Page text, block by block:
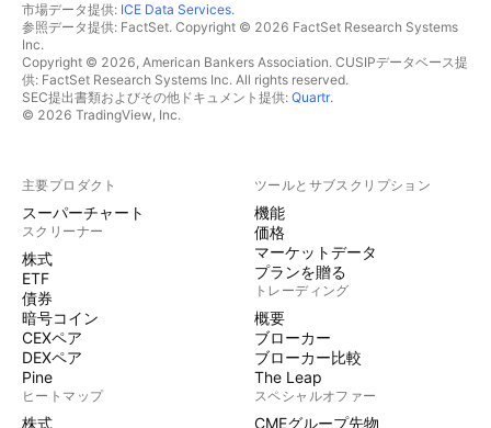
市場データ提供: ICE Data Services.
参照データ提供: FactSet. Copyright © 2026 FactSet Research Systems
Inc.
Copyright © 2026, American Bankers Association. CUSIPデータベース提
供: FactSet Research Systems Inc. All rights reserved.
SEC提出書類およびその他ドキュメント提供: Quartr.
© 2026 TradingView, Inc.
主要プロダクト
スーパーチャート
スクリーナー
株式
ETF
債券
暗号コイン
CEXペア
DEXペア
Pine
ヒートマップ
株式
ツールとサブスクリプション
機能
価格
マーケットデータ
プランを贈る
トレーディング
概要
ブローカー
ブローカー比較
The Leap
スペシャルオファー
CMEグループ先物